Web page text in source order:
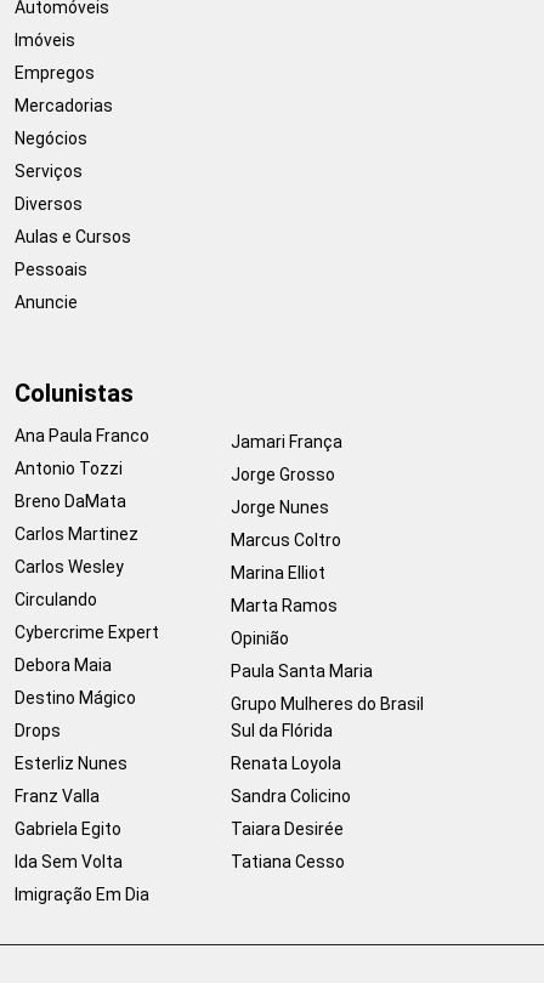
Automóveis
Imóveis
Empregos
Mercadorias
Negócios
Serviços
Diversos
Aulas e Cursos
Pessoais
Anuncie
Colunistas
Ana Paula Franco
Antonio Tozzi
Breno DaMata
Carlos Martinez
Carlos Wesley
Circulando
Cybercrime Expert
Debora Maia
Destino Mágico
Drops
Esterliz Nunes
Franz Valla
Gabriela Egito
Ida Sem Volta
Imigração Em Dia
Jamari França
Jorge Grosso
Jorge Nunes
Marcus Coltro
Marina Elliot
Marta Ramos
Opinião
Paula Santa Maria
Grupo Mulheres do Brasil
Sul da Flórida
Renata Loyola
Sandra Colicino
Taiara Desirée
Tatiana Cesso